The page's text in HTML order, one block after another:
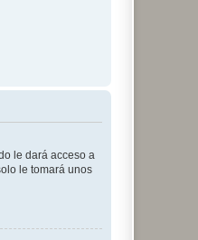
le dará acceso a
le tomará unos